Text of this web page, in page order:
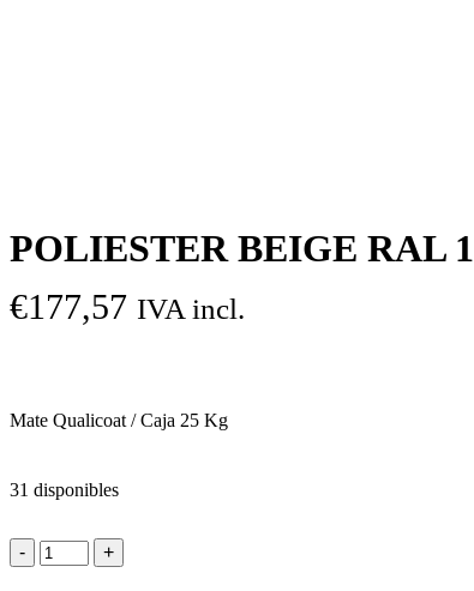
POLIESTER BEIGE RAL
€177,57 IVA incl.
Mate Qualicoat / Caja 25 Kg
31 disponibles